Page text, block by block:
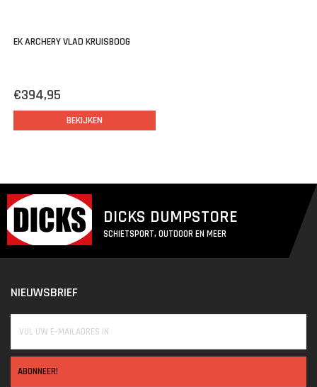
EK ARCHERY VLAD KRUISBOOG
€394,95
BEKIJKEN
DICKS DUMPSTORE
SCHIETSPORT, OUTDOOR EN MEER
NIEUWSBRIEF
ABONNEER!